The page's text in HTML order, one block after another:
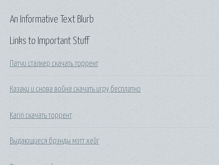
Links to Important Stuff
Патчи сталкер скачать торрент
Казаки и снова война скачать игру бесплатно
Karin скачать торрент
Выдающиеся брэнды мэтт хейг
An Informative Text Blurb